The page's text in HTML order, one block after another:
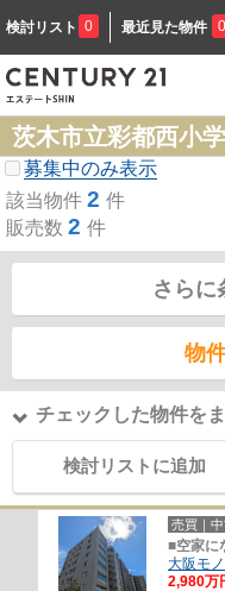
検討リスト 0 最近見た物件 0
茨木市立彩都西小
募集中のみ表示
該当物件 2 件
販売数 2 件
さらに
物
チェックした物件を
検討リストに追加
売買｜
■空家に
大阪モ
2,980万